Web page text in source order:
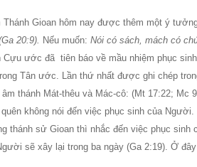
Thánh Gioan hôm nay được thêm một ý
20:9). Nếu muốn: Nói có sách, mách có
Cựu ước đã tiên báo về mầu nhiệm phục
Tân ước. Lần thứ nhất được ghi chép
thánh Mát-thêu và Mác-cô: (Mt 17:22;
không nói đến việc phục sinh của
thánh sử Gioan thì nhắc đến việc phục
sẽ xây lại trong ba ngày (Ga 2:19). Ở